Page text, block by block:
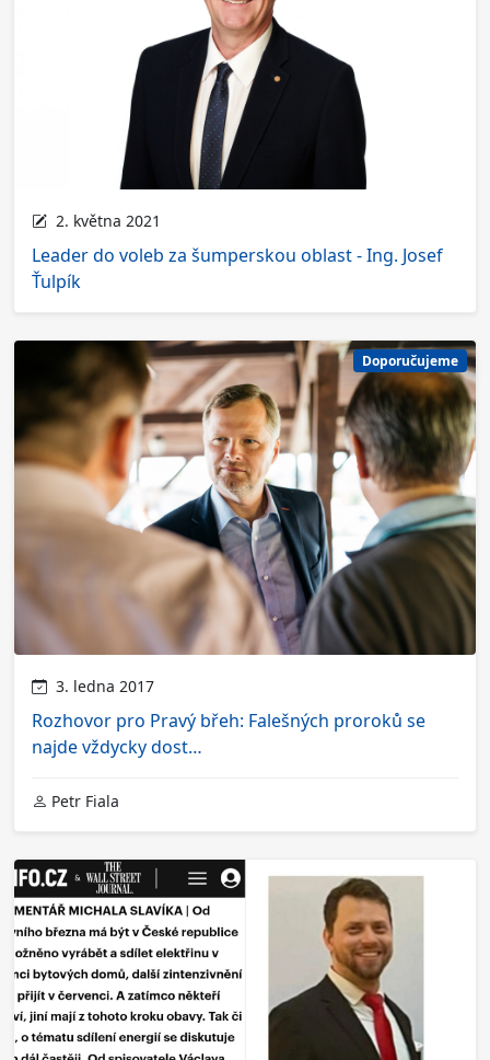
2. května 2021
Leader do voleb za šumperskou oblast - Ing. Josef
Ťulpík
Doporučujeme
3. ledna 2017
Rozhovor pro Pravý břeh: Falešných proroků se
najde vždycky dost…
Petr Fiala